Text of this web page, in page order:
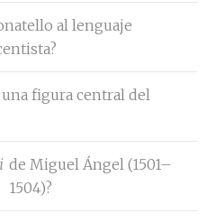
al lenguaje
figura central del
de Miguel Ángel (1501–
1504)?